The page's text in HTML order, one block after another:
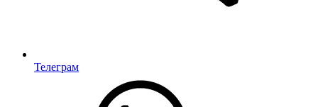
Телеграм